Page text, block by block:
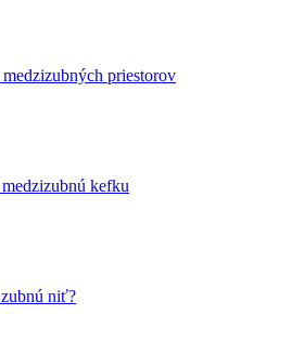
priestorov
kefku
niť?